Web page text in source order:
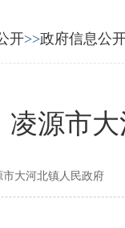
开>>政府信息公
凌源市
市大河北镇人民政府